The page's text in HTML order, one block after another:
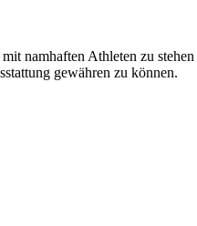
namhaften Athleten zu
gewähren zu können.